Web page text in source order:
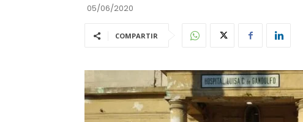
05/06/2020
COMPARTIR